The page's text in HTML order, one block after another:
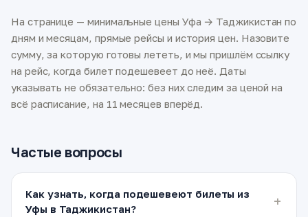
На странице — минимальные цены Уфа → Таджикистан по
дням и месяцам, прямые рейсы и история цен. Назовите
сумму, за которую готовы лететь, и мы пришлём ссылку
на рейс, когда билет подешевеет до неё. Даты
указывать не обязательно: без них следим за ценой на
всё расписание, на 11 месяцев вперёд.
Частые вопросы
Как узнать, когда подешевеют билеты из
Уфы в Таджикистан?